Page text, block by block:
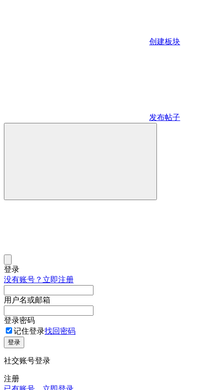
创建板块
发布帖子
登录
没有账号？立即注册
用户名或邮箱
登录密码
记住登录找回密码
登录
社交账号登录
注册